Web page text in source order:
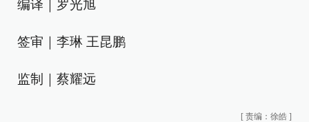
编译｜罗光旭
签审｜李琳 王昆鹏
监制｜蔡耀远
[ 责编：徐皓 ]